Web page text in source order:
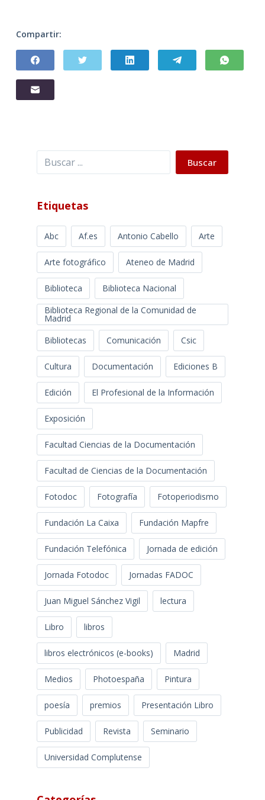
Compartir:
Buscar Buscar
Etiquetas
Abc Af.es Antonio Cabello Arte
Arte fotográfico Ateneo de Madrid
Biblioteca
Biblioteca Nacional
Biblioteca Regional de la Comunidad de
Madrid
Bibliotecas
Comunicación Csic
Cultura Documentación Ediciones B
Edición El Profesional de la Información
Exposición
Facultad Ciencias de la Documentación
Facultad de Ciencias de la Documentación
Fotodoc Fotografía Fotoperiodismo
Fundación La Caixa Fundación Mapfre
Fundación Telefónica Jornada de edición
Jornada Fotodoc Jornadas FADOC
Juan Miguel Sánchez Vigil lectura
Libro libros
libros electrónicos (e-books) Madrid
Medios Photoespaña Pintura
poesía premios Presentación Libro
Publicidad Revista Seminario
Universidad Complutense